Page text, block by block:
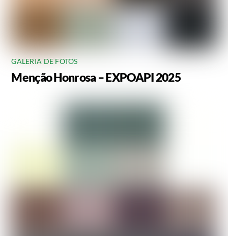
GALERIA DE FOTOS
Menção Honrosa – EXPOAPI 2025